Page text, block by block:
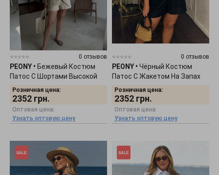
0 отзывов
PEONY • Бежевый Костюм
Патос С Шортами Высокой
Посадки 1405252
Розничная цена:
2352 грн.
Оптовая цена:
Узнать оптовую цену
0 отзывов
PEONY • Чёрный Костюм
Патос С Жакетом На Запах
1405251
Розничная цена:
2352 грн.
Оптовая цена:
Узнать оптовую цену